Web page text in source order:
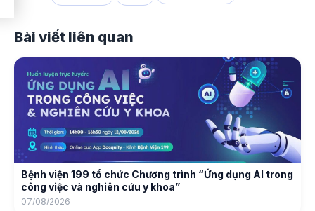
Bài viết liên quan
Bệnh viện 199 tổ chức Chương trình “Ứng dụng AI trong
công việc và nghiên cứu y khoa”
07/08/2026